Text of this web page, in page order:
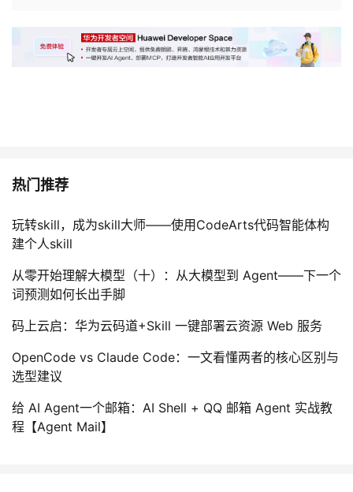
热门推荐
玩转skill，成为skill大师——使用CodeArts代码智能体构
建个人skill
从零开始理解大模型（十）：从大模型到 Agent——下一个
词预测如何长出手脚
码上云启：华为云码道+Skill 一键部署云资源 Web 服务
OpenCode vs Claude Code：一文看懂两者的核心区别与
选型建议
给 AI Agent一个邮箱：AI Shell + QQ 邮箱 Agent 实战教
程【Agent Mail】